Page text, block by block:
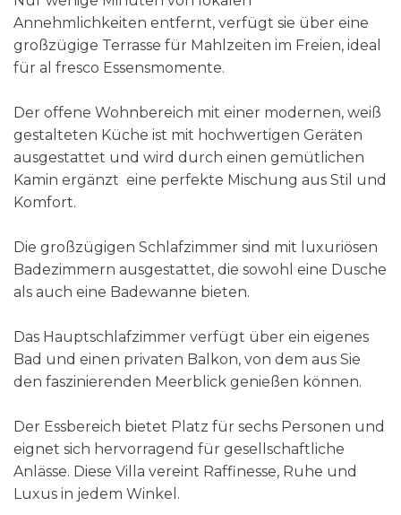
Annehmlichkeiten entfernt, verfügt sie über eine
großzügige Terrasse für Mahlzeiten im Freien, ideal
für al fresco Essensmomente.
Der offene Wohnbereich mit einer modernen, weiß
gestalteten Küche ist mit hochwertigen Geräten
ausgestattet und wird durch einen gemütlichen
Kamin ergänzt eine perfekte Mischung aus Stil und
Komfort.
Die großzügigen Schlafzimmer sind mit luxuriösen
Badezimmern ausgestattet, die sowohl eine Dusche
als auch eine Badewanne bieten.
Das Hauptschlafzimmer verfügt über ein eigenes
Bad und einen privaten Balkon, von dem aus Sie
den faszinierenden Meerblick genießen können.
Der Essbereich bietet Platz für sechs Personen und
eignet sich hervorragend für gesellschaftliche
Anlässe. Diese Villa vereint Raffinesse, Ruhe und
Luxus in jedem Winkel.